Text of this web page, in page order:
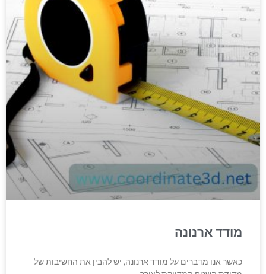
מודד ארנונה
כאשר אנו מדברים על מודד ארנונה, יש להבין את החשיבות של